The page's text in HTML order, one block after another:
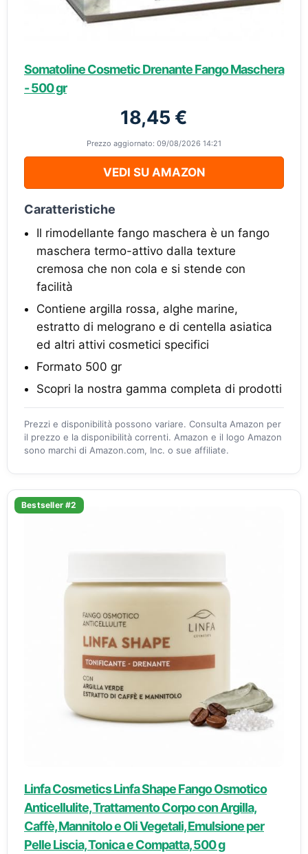
Somatoline Cosmetic Drenante Fango Maschera
- 500 gr
18,45 €
Prezzo aggiornato: 09/08/2026 14:21
VEDI SU AMAZON
Caratteristiche
Il rimodellante fango maschera è un fango
maschera termo-attivo dalla texture
cremosa che non cola e si stende con
facilità
Contiene argilla rossa, alghe marine,
estratto di melograno e di centella asiatica
ed altri attivi cosmetici specifici
Formato 500 gr
Scopri la nostra gamma completa di prodotti
Prezzi e disponibilità possono variare. Consulta Amazon per
il prezzo e la disponibilità correnti. Amazon e il logo Amazon
sono marchi di Amazon.com, Inc. o sue affiliate.
Bestseller #2
Linfa Cosmetics Linfa Shape Fango Osmotico
Anticellulite, Trattamento Corpo con Argilla,
Caffè, Mannitolo e Oli Vegetali, Emulsione per
Pelle Liscia, Tonica e Compatta, 500 g